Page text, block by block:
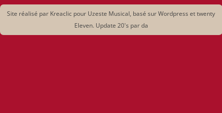
Site réalisé par Kreaclic pour Uzeste Musical, basé sur Wordpress et twenty
Eleven. Update 20's par da